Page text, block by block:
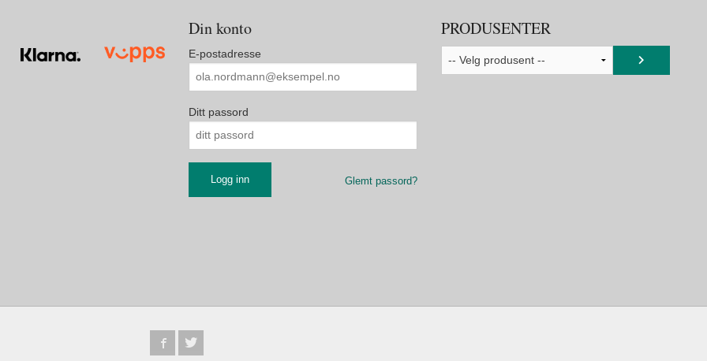
Din konto
E-postadresse
Ditt passord
Glemt passord?
PRODUSENTER